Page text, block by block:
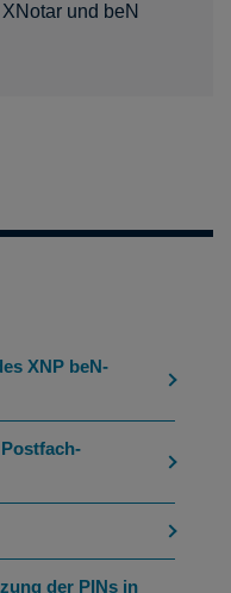
und beN
XNP beN-
der PINs in